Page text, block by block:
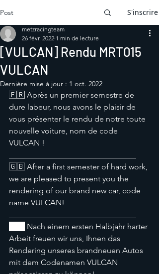
Post S'inscrire
[VULCAN] Rendu MRT015
VULCAN
metzracingteam
26 févr. 2022 1 min de lecture
Dernière mise à jour : 1 oct. 2022
🇫🇷 Après un premier semestre de
dure labeur, nous avons le plaisir de
vous présenter le rendu de notre toute
nouvelle voiture, nom de code
VULCAN !
🇬🇧 After a first semester of hard work,
we are pleased to present you the
rendering of our brand new car, code
name VULCAN!
Nach einem ersten Halbjahr harter
Arbeit freuen wir uns, Ihnen das
Rendering unseres brandneuen Autos
mit dem Codenamen VULCAN